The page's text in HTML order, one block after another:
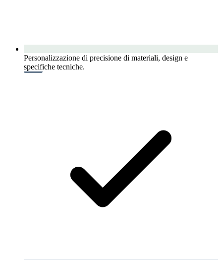
Personalizzazione di precisione di materiali, design e
specifiche tecniche.